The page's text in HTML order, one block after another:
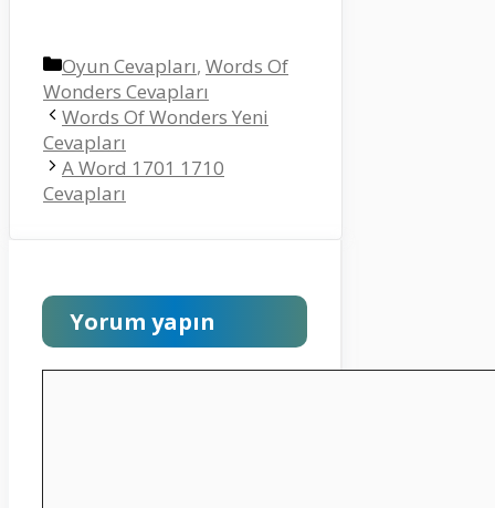
Kategoriler
Oyun Cevapları, Words Of
Wonders Cevapları
Words Of Wonders Yeni
Cevapları
A Word 1701 1710
Cevapları
Yorum yapın